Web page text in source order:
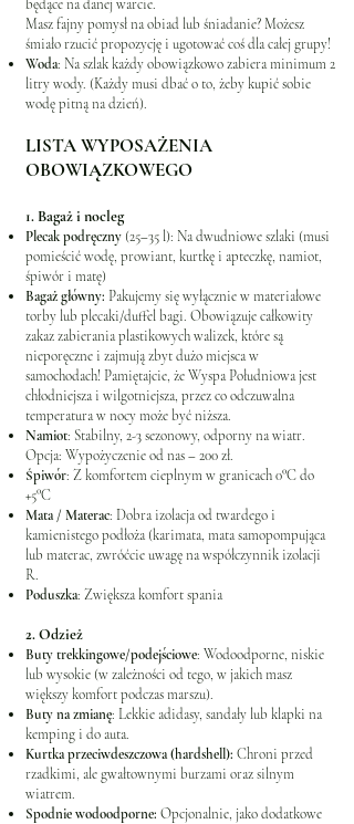
będące na danej warcie.
Masz fajny pomysł na obiad lub śniadanie? Możesz
śmiało rzucić propozycję i ugotować coś dla całej grupy!
Woda: Na szlak każdy obowiązkowo zabiera minimum 2
litry wody. (Każdy musi dbać o to, żeby kupić sobie
wodę pitną na dzień).
LISTA WYPOSAŻENIA
OBOWIĄZKOWEGO
1. Bagaż i nocleg
Plecak podręczny(25–35 l): Na dwudniowe szlaki (musi
pomieścić wodę, prowiant, kurtkę i apteczkę, namiot,
śpiwór i matę)
Bagaż główny: Pakujemy się wyłącznie w materiałowe
torby lub plecaki/duffel bagi. Obowiązuje całkowity
zakaz zabierania plastikowych walizek, które są
nieporęczne i zajmują zbyt dużo miejsca w
samochodach! Pamiętajcie, że Wyspa Południowa jest
chłodniejsza i wilgotniejsza, przez co odczuwalna
temperatura w nocy może być niższa.
Namiot: Stabilny, 2-3 sezonowy, odporny na wiatr.
Opcja: Wypożyczenie od nas – 200 zł.
Śpiwór: Z komfortem cieplnym w granicach 0°C do
+5°C
Mata / Materac: Dobra izolacja od twardego i
kamienistego podłoża (karimata, mata samopompująca
lub materac, zwróćcie uwagę na współczynnik izolacji
R.
Poduszka: Zwiększa komfort spania
2. Odzież
Buty trekkingowe/podejściowe: Wodoodporne, niskie
lub wysokie (w zależności od tego, w jakich masz
większy komfort podczas marszu).
Buty na zmianę: Lekkie adidasy, sandały lub klapki na
kemping i do auta.
Kurtka przeciwdeszczowa (hardshell): Chroni przed
rzadkimi, ale gwałtownymi burzami oraz silnym
wiatrem.
Spodnie wodoodporne: Opcjonalnie, jako dodatkowe